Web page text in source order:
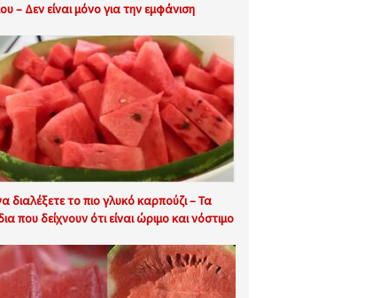
– Δεν είναι μόνο για την εμφάνιση
διαλέξετε το πιο γλυκό καρπούζι – Τα
που δείχνουν ότι είναι ώριμο και νόστιμο